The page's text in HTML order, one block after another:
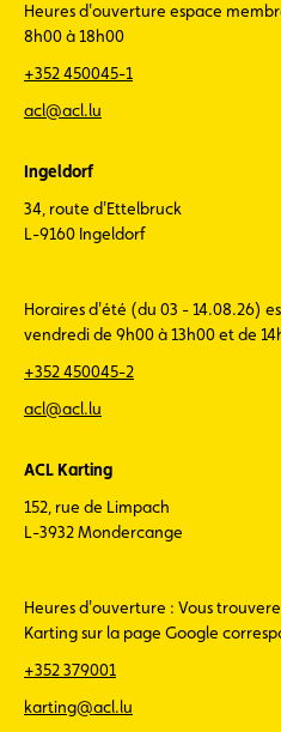
Heures d'ouverture espace
8h00 à 18h00
+352 450045-1
acl@acl.lu
Ingeldorf
34, route d'Ettelbruck
L-9160 Ingeldorf
Horaires d'été (du 03 - 14.08.26)
vendredi de 9h00 à 13h00 et de
+352 450045-2
acl@acl.lu
ACL Karting
152, rue de Limpach
L-3932 Mondercange
Heures d'ouverture : Vous
Karting sur la page Google
+352 379001
karting@acl.lu